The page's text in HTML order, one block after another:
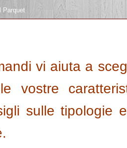
Parquet
vi aiuta a
vostre
sulle tipologie